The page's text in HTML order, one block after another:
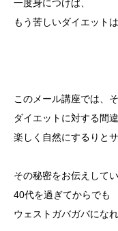
一度身につけば、
もう苦しいダイエット
このメール講座では、そ
ダイエットに対する間
楽しく自然にするりと
その秘密をお伝えしてい
40代を過ぎてからでも
ウェストガバガバにな